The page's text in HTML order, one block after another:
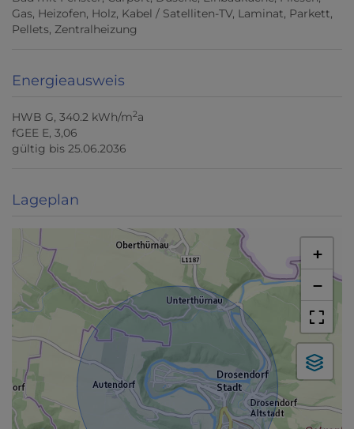
Gas Heizofen Holz Kabel / Satelliten-TV Laminat Parkett
Pellets Zentralheizung
Energieausweis
HWB G, 340.2 kWh/m2a
fGEE E, 3,06
gültig bis 25.06.2036
Lageplan
+
−